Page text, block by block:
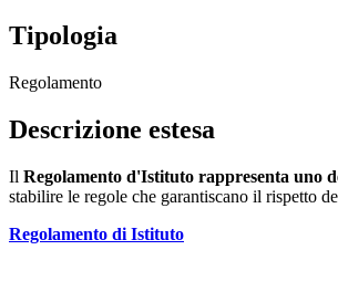
Tipologia
Regolamento
Descrizione estesa
Il Regolamento d'Istituto rappresenta uno
stabilire le regole che garantiscano il rispetto
Regolamento di Istituto